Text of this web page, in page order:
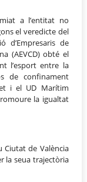
a l’entitat no
el veredicte del
d’Empresaris de
(AEVCD) obté el
l’esport entre la
de confinament
i el UD Marítim
la igualtat
Ciutat de València
la seua trajectòria